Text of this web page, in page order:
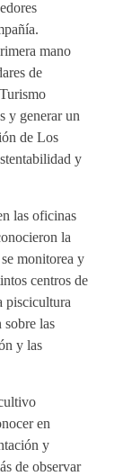
mano
de
y generar un
de Los
y
las oficinas
la
monitorea y
centros de
piscicultura
las
y las
en
y
de observar